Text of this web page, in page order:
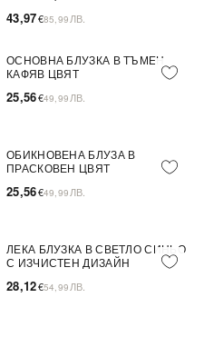
43,97€85,99 ЛВ.
ПОСЛЕДНА БРОЙКА
ОСНОВНА БЛУЗКА В ТЪМЕН
КАФЯВ ЦВЯТ
25,56€49,99 ЛВ.
ОБИКНОВЕНА БЛУЗА В
ПРАСКОВЕН ЦВЯТ
25,56€49,99 ЛВ.
ЛЕКА БЛУЗКА В СВЕТЛО СИНЬО
С ИЗЧИСТЕН ДИЗАЙН
28,12€54,99 ЛВ.